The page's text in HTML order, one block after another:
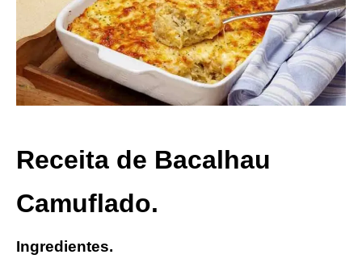
Receita de Bacalhau
Camuflado.
Ingredientes.